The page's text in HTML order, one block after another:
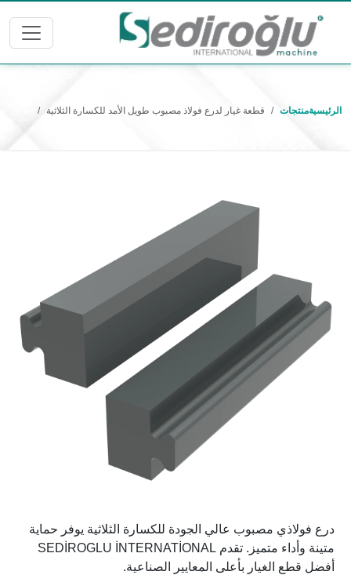
الرئيسيةمنتجات قطعة غيار لدرع فولاذ مصبوب طويل الأمد للكسارة الثلاثية
درع فولاذي مصبوب عالي الجودة للكسارة الثلاثية يوفر حماية
متينة وأداء متميز. تقدم SEDİROGLU İNTERNATİONAL
أفضل قطع الغيار بأعلى المعايير الصناعية.